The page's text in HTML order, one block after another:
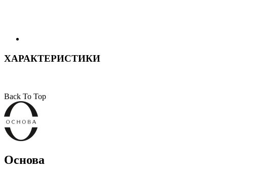
ХАРАКТЕРИСТИКИ
Back To Top
Основа